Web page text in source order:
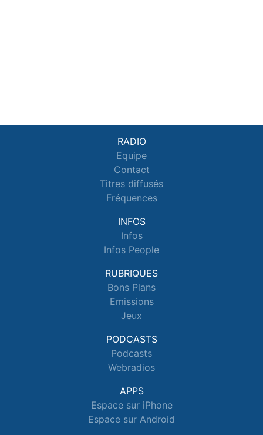
RADIO
Equipe
Contact
Titres diffusés
Fréquences
INFOS
Infos
Infos People
RUBRIQUES
Bons Plans
Emissions
Jeux
PODCASTS
Podcasts
Webradios
APPS
Espace sur iPhone
Espace sur Android